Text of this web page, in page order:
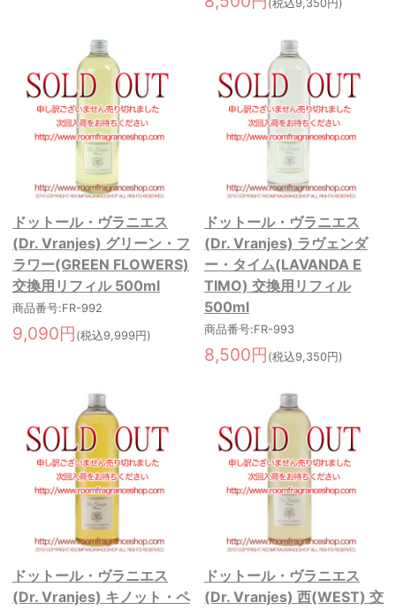
(税込9,350円)
ドットール・ヴラニエス
(Dr. Vranjes) グリーン・フ
ラワー(GREEN FLOWERS)
交換用リフィル 500ml
商品番号:FR-992
9,090円 (税込9,999円)
ドットール・ヴラニエス
(Dr. Vranjes) ラヴェンダ
ー・タイム(LAVANDA E
TIMO) 交換用リフィル
500ml
商品番号:FR-993
8,500円 (税込9,350円)
ドットール・ヴラニエス
(Dr. Vranjes) キノット・ペ
ドットール・ヴラニエス
(Dr. Vranjes) 西(WEST) 交